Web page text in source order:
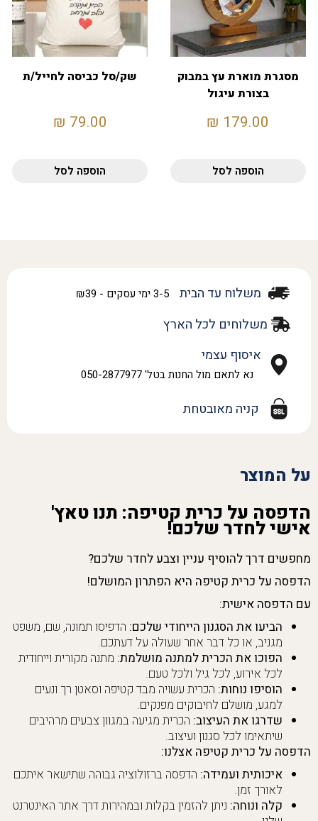
מסגרת מוארת עץ במבוק
בצורת עיגול
179.00
₪
הוספה לסל
שק/סל כביסה לחייל/ת
79.00
₪
הוספה לסל
משלוח עד הבית 3-5 ימי עסקים - ₪39
משלוחים לכל הארץ
איסוף עצמי
נא לתאם מול החנות בטל' 050-2877977
קניה מאובטחת
על המוצר
הדפסה על כרית קטיפה: תנו טאץ'
אישי לחדר שלכם!
מחפשים דרך להוסיף עניין וצבע לחדר שלכם?
הדפסה על כרית קטיפה היא הפתרון המושלם!
עם הדפסה אישית:
הביעו את הסגנון הייחודי שלכם: הדפיסו תמונה, שם, משפט
מגניב, או כל דבר אחר שעולה על דעתכם.
הפוכו את הכרית למתנה מושלמת: מתנה מקורית וייחודית
לכל אירוע, לכל גיל ולכל טעם.
הוסיפו נוחות: הכרית עשויה מבד קטיפה וסאטן רך ונעים
למגע, מושלם לחיבוקים מפנקים.
שדרגו את העיצוב: הכרית מגיעה במגוון צבעים מרהיבים
שיתאימו לכל סגנון ועיצוב.
הדפסה על כרית קטיפה אצלנו:
איכותית ועמידה: הדפסה ברזולוציה גבוהה שתישאר איתכם
לאורך זמן.
קלה ונוחה: ניתן להזמין בקלות ובמהירות דרך אתר האינטרנט